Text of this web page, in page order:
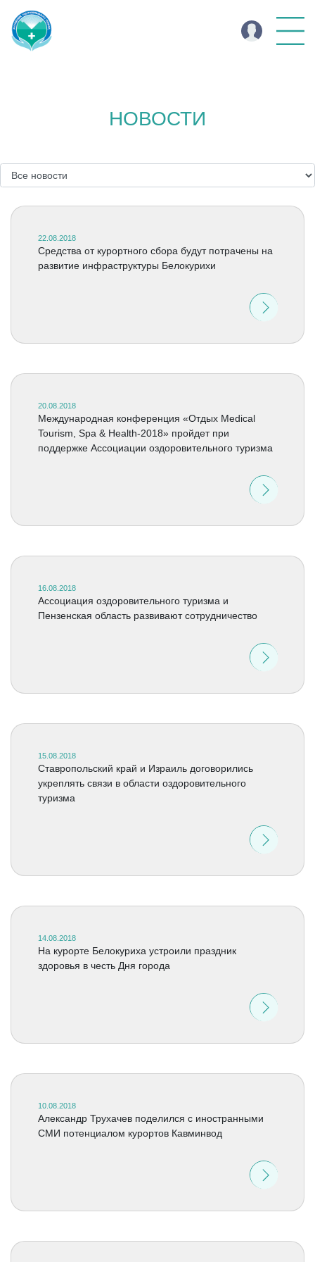
НОВОСТИ
22.08.2018
Средства от курортного сбора будут потрачены на
развитие инфраструктуры Белокурихи
20.08.2018
Международная конференция «Отдых Medical
Tourism, Spa & Health-2018» пройдет при
поддержке Ассоциации оздоровительного туризма
16.08.2018
Ассоциация оздоровительного туризма и
Пензенская область развивают сотрудничество
15.08.2018
Ставропольский край и Израиль договорились
укреплять связи в области оздоровительного
туризма
14.08.2018
На курорте Белокуриха устроили праздник
здоровья в честь Дня города
10.08.2018
Александр Трухачев поделился с иностранными
СМИ потенциалом курортов Кавминвод